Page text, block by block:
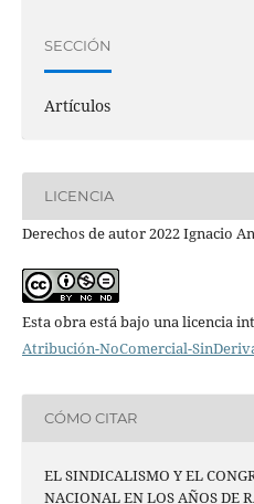
SECCIÓN
Artículos
LICENCIA
Derechos de autor 2022 Ignacio
Esta obra está bajo una licencia
Atribución-NoComercial-
CÓMO CITAR
EL SINDICALISMO Y EL
NACIONAL EN LOS AÑOS DE